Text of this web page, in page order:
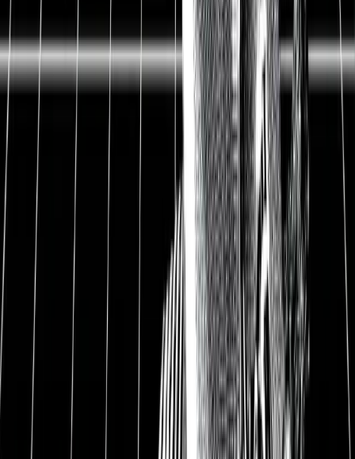
ISIN
DE000BAY0017
WKN
BAY001
Ticker-Symbol
BAYN.DE
Kurs
45 EUR
Ausstehende Aktien
982 Mio.
Marktkapitalisierung
44,2 Mrd.
Nettoverschuldung
33,6 Mrd.
Enterprise Value
89,9 Mrd.
Free Cash Flow-Rendite
9,5%
Dividendenrendite
6,2%
Datum
02.10.2020
Bayer ist das größte
Agrochemieunternehmen der Welt.
Zukunftsmarkt Landwirtschaft. Bayer stellt das
Saatgut her, damit Bauern uns ernähren können.
Das Saatgut und die Pflanzenschutzmittel von